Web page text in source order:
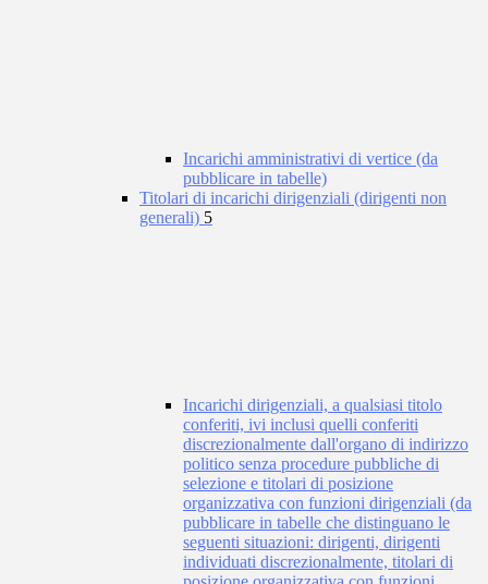
Incarichi amministrativi di vertice (da
pubblicare in tabelle)
Titolari di incarichi dirigenziali (dirigenti non
generali) 5
Incarichi dirigenziali, a qualsiasi titolo
conferiti, ivi inclusi quelli conferiti
discrezionalmente dall'organo di indirizzo
politico senza procedure pubbliche di
selezione e titolari di posizione
organizzativa con funzioni dirigenziali (da
pubblicare in tabelle che distinguano le
seguenti situazioni: dirigenti, dirigenti
individuati discrezionalmente, titolari di